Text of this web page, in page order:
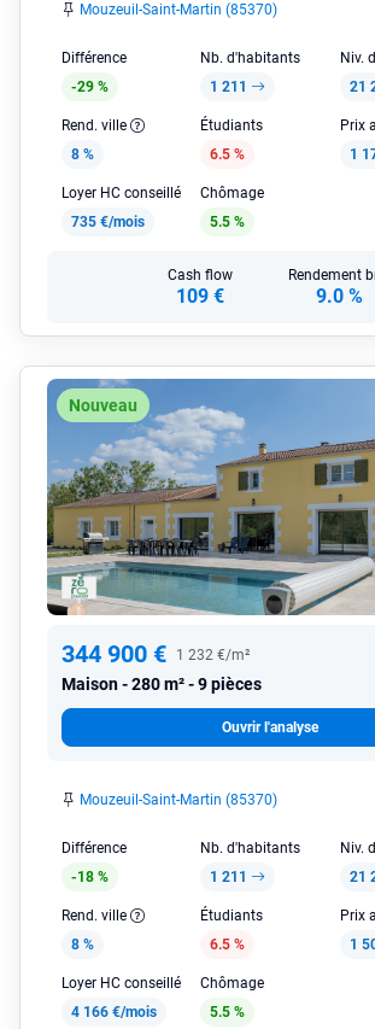
Mouzeuil-Saint-Martin (85370)
Différence
-29 %
Nb. d'habitants
1 211
Niv.
21
Rend. ville
8 %
Étudiants
6.5 %
Prix
1
Loyer HC conseillé
735 €/mois
Chômage
5.5 %
Cash flow
109 €
Rendement
9.0 %
Nouveau
344 900 € 1 232 €/m²
Maison 280 m² - 9 pièces
Ouvrir l'analyse
Mouzeuil-Saint-Martin (85370)
Différence
-18 %
Nb. d'habitants
1 211
Niv.
21
Rend. ville
8 %
Étudiants
6.5 %
Prix
1
Loyer HC conseillé
4 166 €/mois
Chômage
5.5 %